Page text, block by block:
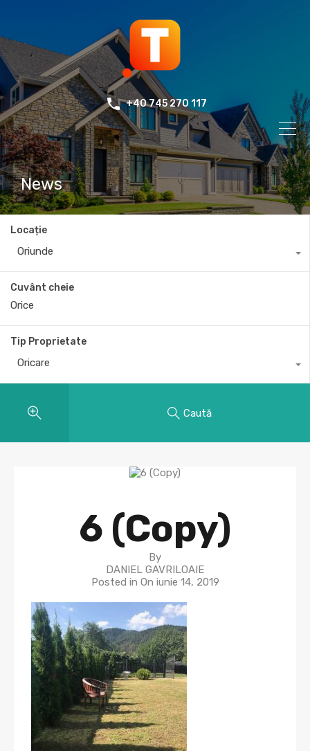
+40 745 270 117
News
Locație
Oriunde
Cuvânt cheie
Tip Proprietate
Oricare
Caută
6 (Copy)
By
DANIEL GAVRILOAIE
Posted in On iunie 14, 2019